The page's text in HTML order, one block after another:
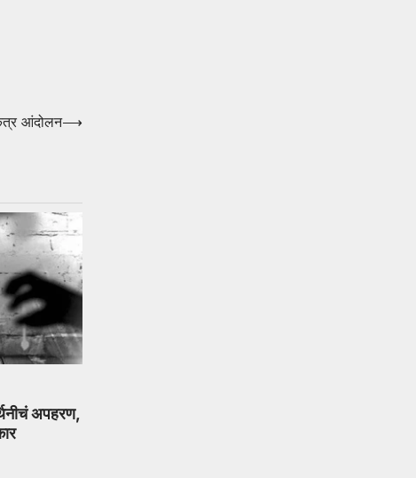
आंदोलन⟶
अपहरण,